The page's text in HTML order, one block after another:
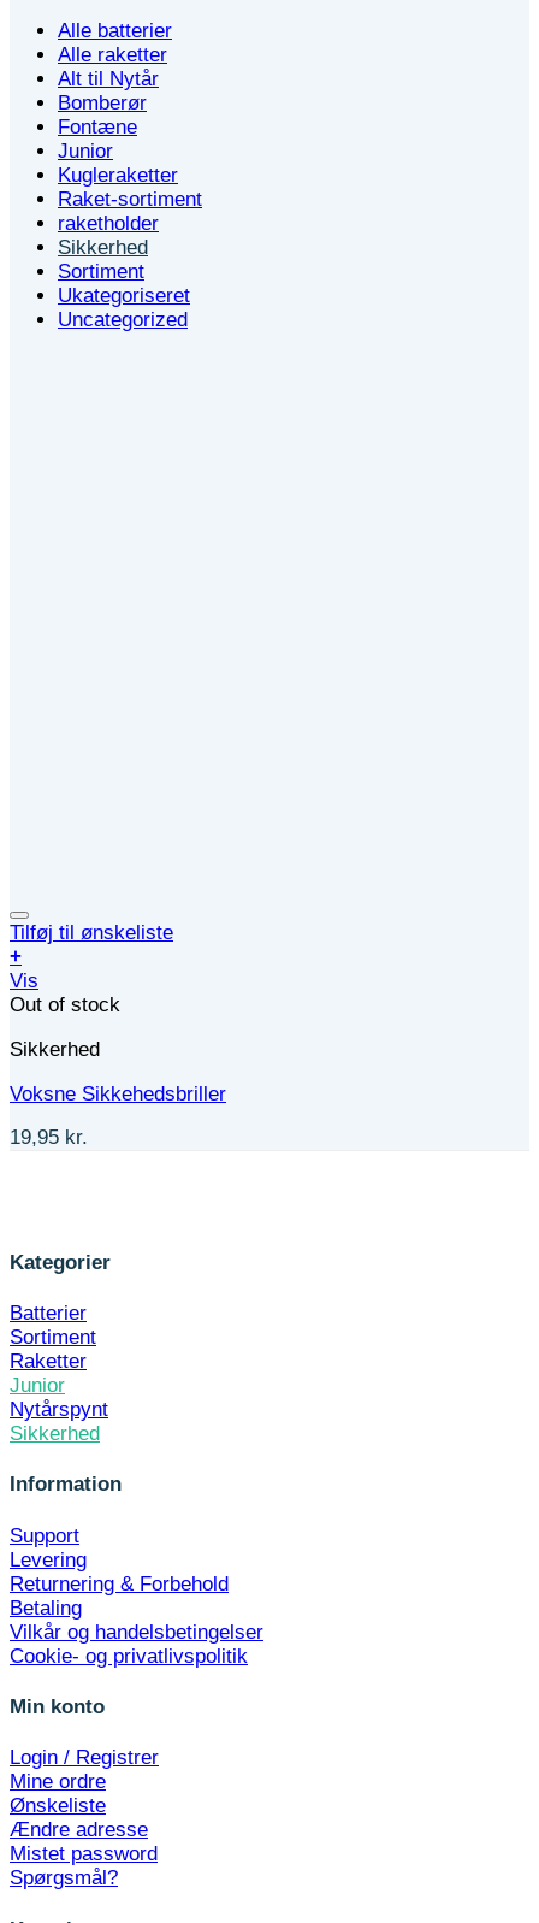
Alle batterier
Alle raketter
Alt til Nytår
Bomberør
Fontæne
Junior
Kugleraketter
Raket-sortiment
raketholder
Sikkerhed
Sortiment
Ukategoriseret
Uncategorized
Tilføj til ønskeliste
+
Vis
Out of stock
Sikkerhed
Voksne Sikkehedsbriller
19,95 kr.
Kategorier
Batterier
Sortiment
Raketter
Junior
Nytårspynt
Sikkerhed
Information
Support
Levering
Returnering & Forbehold
Betaling
Vilkår og handelsbetingelser
Cookie- og privatlivspolitik
Min konto
Login / Registrer
Mine ordre
Ønskeliste
Ændre adresse
Mistet password
Spørgsmål?